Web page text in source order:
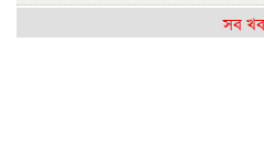
জনগণের অধিকার নিশ্চিত না
সব